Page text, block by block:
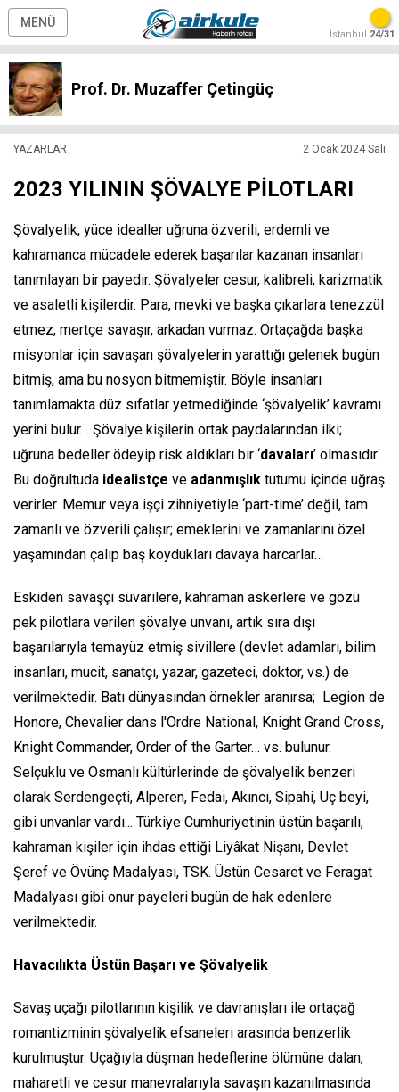
MENÜ
İstanbul 24/31
Prof. Dr. Muzaffer Çetingüç
YAZARLAR 2 Ocak 2024 Salı
2023 YILININ ŞÖVALYE PİLOTLARI
Şövalyelik, yüce idealler uğruna özverili, erdemli ve
kahramanca mücadele ederek başarılar kazanan insanları
tanımlayan bir payedir. Şövalyeler cesur, kalibreli, karizmatik
ve asaletli kişilerdir. Para, mevki ve başka çıkarlara tenezzül
etmez, mertçe savaşır, arkadan vurmaz. Ortaçağda başka
misyonlar için savaşan şövalyelerin yarattığı gelenek bugün
bitmiş, ama bu nosyon bitmemiştir. Böyle insanları
tanımlamakta düz sıfatlar yetmediğinde ‘şövalyelik’ kavramı
yerini bulur… Şövalye kişilerin ortak paydalarından ilki;
uğruna bedeller ödeyip risk aldıkları bir ‘davaları’ olmasıdır.
Bu doğrultuda idealistçe ve adanmışlık tutumu içinde uğraş
verirler. Memur veya işçi zihniyetiyle ‘part-time’ değil, tam
zamanlı ve özverili çalışır; emeklerini ve zamanlarını özel
yaşamından çalıp baş koydukları davaya harcarlar…
Eskiden savaşçı süvarilere, kahraman askerlere ve gözü
pek pilotlara verilen şövalye unvanı, artık sıra dışı
başarılarıyla temayüz etmiş sivillere (devlet adamları, bilim
insanları, mucit, sanatçı, yazar, gazeteci, doktor, vs.) de
verilmektedir. Batı dünyasından örnekler aranırsa; Legion de
Honore, Chevalier dans l'Ordre National, Knight Grand Cross,
Knight Commander, Order of the Garter… vs. bulunur.
Selçuklu ve Osmanlı kültürlerinde de şövalyelik benzeri
olarak Serdengeçti, Alperen, Fedai, Akıncı, Sipahi, Uç beyi,
gibi unvanlar vardı... Türkiye Cumhuriyetinin üstün başarılı,
kahraman kişiler için ihdas ettiği Liyâkat Nişanı, Devlet
Şeref ve Övünç Madalyası, TSK. Üstün Cesaret ve Feragat
Madalyası gibi onur payeleri bugün de hak edenlere
verilmektedir.
Havacılıkta Üstün Başarı ve Şövalyelik
Savaş uçağı pilotlarının kişilik ve davranışları ile ortaçağ
romantizminin şövalyelik efsaneleri arasında benzerlik
kurulmuştur. Uçağıyla düşman hedeflerine ölümüne dalan,
maharetli ve cesur manevralarıyla savaşın kazanılmasında